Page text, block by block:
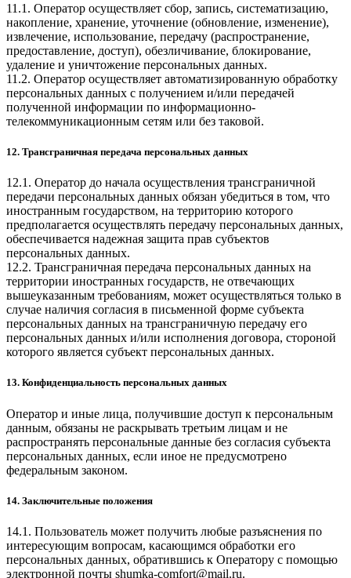
11.1. Оператор осуществляет сбор, запись, систематизацию,
накопление, хранение, уточнение (обновление, изменение),
извлечение, использование, передачу (распространение,
предоставление, доступ), обезличивание, блокирование,
удаление и уничтожение персональных данных.
11.2. Оператор осуществляет автоматизированную обработку
персональных данных с получением и/или передачей
полученной информации по информационно-
телекоммуникационным сетям или без таковой.
12. Трансграничная передача персональных данных
12.1. Оператор до начала осуществления трансграничной
передачи персональных данных обязан убедиться в том, что
иностранным государством, на территорию которого
предполагается осуществлять передачу персональных данных,
обеспечивается надежная защита прав субъектов
персональных данных.
12.2. Трансграничная передача персональных данных на
территории иностранных государств, не отвечающих
вышеуказанным требованиям, может осуществляться только в
случае наличия согласия в письменной форме субъекта
персональных данных на трансграничную передачу его
персональных данных и/или исполнения договора, стороной
которого является субъект персональных данных.
13. Конфиденциальность персональных данных
Оператор и иные лица, получившие доступ к персональным
данным, обязаны не раскрывать третьим лицам и не
распространять персональные данные без согласия субъекта
персональных данных, если иное не предусмотрено
федеральным законом.
14. Заключительные положения
14.1. Пользователь может получить любые разъяснения по
интересующим вопросам, касающимся обработки его
персональных данных, обратившись к Оператору с помощью
электронной почты shumka-comfort@mail.ru.